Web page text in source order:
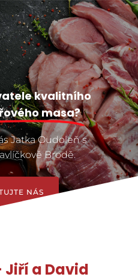
kvalitního
masa?
Jatka Oudoleň s
Brodě.
NÁS
a David